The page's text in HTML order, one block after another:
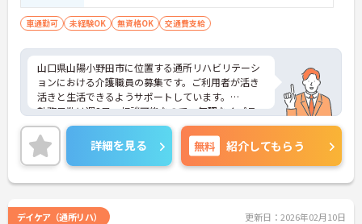
車通勤可 未経験OK 無資格OK 交通費支給
山口県山陽小野田市に位置する通所リハビリテーシ
ョンにおける介護職員の募集です。ご利用者が活き
活きと生活できるようサポートしています。
勤務日数は週3日～相談可能なので、無理なくプラ
イベートを大切にしながらご勤務いただけます。
ご興味のある方には、面接対策ポイントなど、さら
に詳細をお話しいたしますのでお気軽にご相談くだ
さい！
詳細を見る 無料 紹介してもらう
デイケア（通所リハ） 更新日：2026年02月10日